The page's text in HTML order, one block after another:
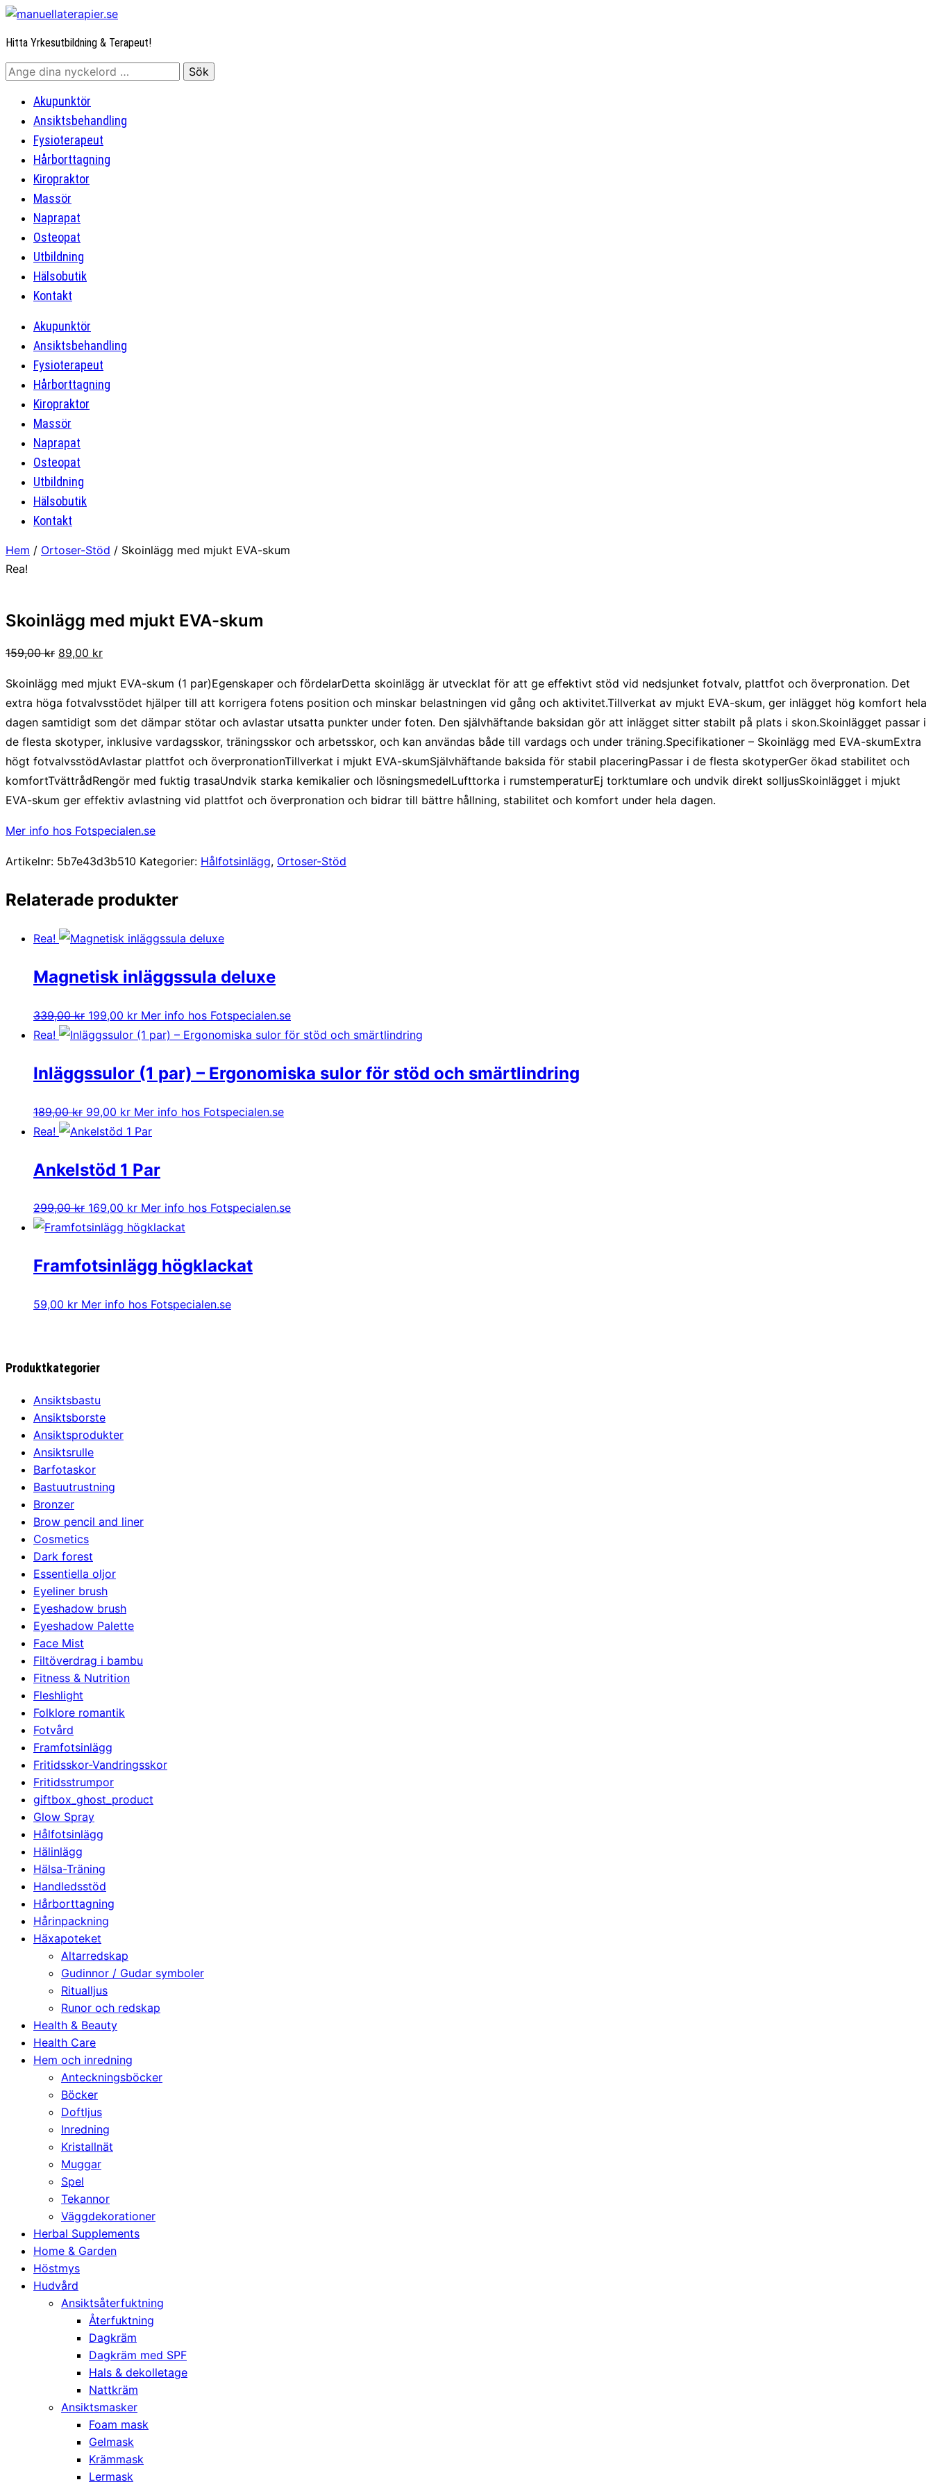
Hitta Yrkesutbildning & Terapeut!
Akupunktör
Ansiktsbehandling
Fysioterapeut
Hårborttagning
Kiropraktor
Massör
Naprapat
Osteopat
Utbildning
Hälsobutik
Kontakt
Akupunktör
Ansiktsbehandling
Fysioterapeut
Hårborttagning
Kiropraktor
Massör
Naprapat
Osteopat
Utbildning
Hälsobutik
Kontakt
Hem / Ortoser-Stöd / Skoinlägg med mjukt EVA-skum
Rea!
Skoinlägg med mjukt EVA-skum
159,00kr Det
priset
var:
159,00 kr.
89,00 krDet
priset
är:
89,00 kr.
Skoinlägg med mjukt EVA-skum (1 par)Egenskaper och fördelarDetta skoinlägg är utvecklat för att ge effektivt stöd vid nedsjunket fotvalv, plattfot och överpronation. Det
extra höga fotvalvsstödet hjälper till att korrigera fotens position och minskar belastningen vid gång och aktivitet.Tillverkat av mjukt EVA-skum, ger inlägget hög komfort hela
dagen samtidigt som det dämpar stötar och avlastar utsatta punkter under foten. Den självhäftande baksidan gör att inlägget sitter stabilt på plats i skon.Skoinlägget passar i
de flesta skotyper, inklusive vardagsskor, träningsskor och arbetsskor, och kan användas både till vardags och under träning.Specifikationer – Skoinlägg med EVA-skumExtra
högt fotvalvsstödAvlastar plattfot och överpronationTillverkat i mjukt EVA-skumSjälvhäftande baksida för stabil placeringPassar i de flesta skotyperGer ökad stabilitet och
komfortTvättrådRengör med fuktig trasaUndvik starka kemikalier och lösningsmedelLufttorka i rumstemperaturEj torktumlare och undvik direkt solljusSkoinlägget i mjukt
EVA-skum ger effektiv avlastning vid plattfot och överpronation och bidrar till bättre hållning, stabilitet och komfort under hela dagen.
Mer info hos Fotspecialen.se
Artikelnr: 5b7e43d3b510 Kategorier: Hålfotsinlägg, Ortoser-Stöd
Relaterade produkter
Rea!
Magnetisk inläggssula deluxe
339,00kr Det
ursprungliga
var:
199,00 krDet
nuvarande
är:
Mer info hos Fotspecialen.se
Rea!
Inläggssulor (1 par) – Ergonomiska sulor för stöd och smärtlindring
189,00kr Det
ursprungliga
var:
99,00 krDet
nuvarande
är:
Mer info hos Fotspecialen.se
Rea!
Ankelstöd 1 Par
299,00kr Det
ursprungliga
var:
169,00 krDet
nuvarande
är:
Mer info hos Fotspecialen.se
Framfotsinlägg högklackat
59,00 kr Mer info hos Fotspecialen.se
Produktkategorier
Ansiktsbastu
Ansiktsborste
Ansiktsprodukter
Ansiktsrulle
Barfotaskor
Bastuutrustning
Bronzer
Brow pencil and liner
Cosmetics
Dark forest
Essentiella oljor
Eyeliner brush
Eyeshadow brush
Eyeshadow Palette
Face Mist
Filtöverdrag i bambu
Fitness & Nutrition
Fleshlight
Folklore romantik
Fotvård
Framfotsinlägg
Fritidsskor-Vandringsskor
Fritidsstrumpor
giftbox_ghost_product
Glow Spray
Hålfotsinlägg
Hälinlägg
Hälsa-Träning
Handledsstöd
Hårborttagning
Hårinpackning
Häxapoteket
Altarredskap
Gudinnor / Gudar symboler
Ritualljus
Runor och redskap
Health & Beauty
Health Care
Hem och inredning
Anteckningsböcker
Böcker
Doftljus
Inredning
Kristallnät
Muggar
Spel
Tekannor
Väggdekorationer
Herbal Supplements
Home & Garden
Höstmys
Hudvård
Ansiktsåterfuktning
Återfuktning
Dagkräm
Dagkräm med SPF
Hals & dekolletage
Nattkräm
Ansiktsmasker
Foam mask
Gelmask
Krämmask
Lermask